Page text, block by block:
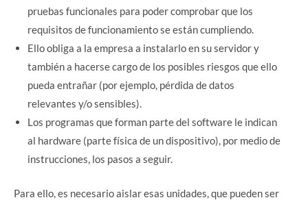
pruebas funcionales para poder comprobar que los
requisitos de funcionamiento se están cumpliendo.
Ello obliga a la empresa a instalarlo en su servidor y
también a hacerse cargo de los posibles riesgos que ello
pueda entrañar (por ejemplo, pérdida de datos
relevantes y/o sensibles).
Los programas que forman parte del software le indican
al hardware (parte física de un dispositivo), por medio de
instrucciones, los pasos a seguir.
Para ello, es necesario aislar esas unidades, que pueden ser